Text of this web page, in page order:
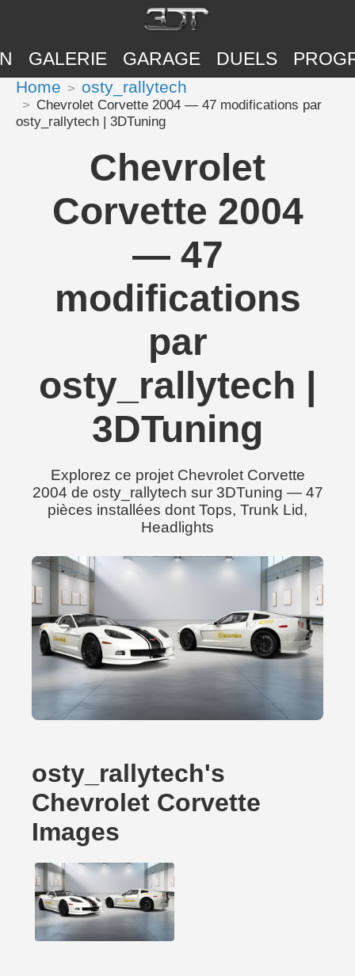
GALERIE GARAGE DUELS
Home osty_rallytech
Chevrolet Corvette 2004 — 47 modifications par
osty_rallytech | 3DTuning
Chevrolet
Corvette 2004
— 47
modifications
par
osty_rallytech |
3DTuning
Explorez ce projet Chevrolet Corvette
2004 de osty_rallytech sur 3DTuning — 47
pièces installées dont Tops, Trunk Lid,
Headlights
osty_rallytech's
Chevrolet Corvette
Images